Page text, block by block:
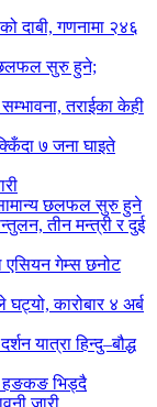
दाबी, गणनामा २४६
छलफल सुरु हुने;
तराईका केही
७ जना घाइते
छलफल सुरु हुने
तीन मन्त्री र दुई
गेम्स छनोट
कारोबार ४ अर्ब
यात्रा हिन्दु–बौद्ध
हङकङ भिड्दै
जारी